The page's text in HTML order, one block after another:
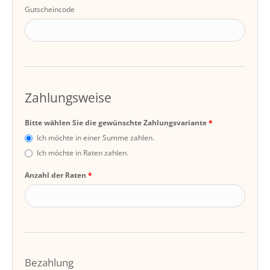
Gutscheincode
Zahlungsweise
Bitte wählen Sie die gewünschte Zahlungsvariante
Ich möchte in einer Summe zahlen.
Ich möchte in Raten zahlen.
Anzahl der Raten
Bezahlung